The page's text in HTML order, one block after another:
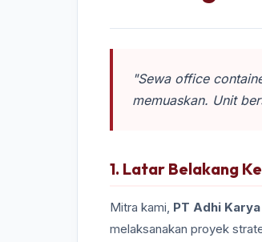
"Sewa office
memuaskan. Unit
1. Latar Belakang
Mitra kami, PT Adhi
melaksanakan proyek